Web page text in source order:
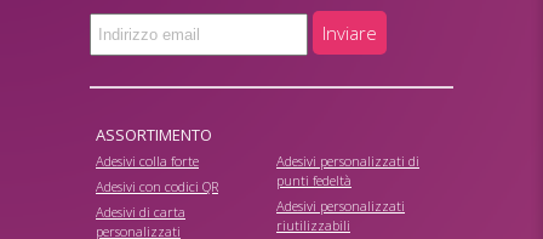
Inviare
ASSORTIMENTO
Adesivi colla forte
Adesivi con codici QR
Adesivi di carta
personalizzati
Adesivi personalizzati di
punti fedeltà
Adesivi personalizzati
riutilizzabili